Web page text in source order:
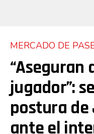
MERCADO DE
“Aseguran
jugador”:
postura de
ante el